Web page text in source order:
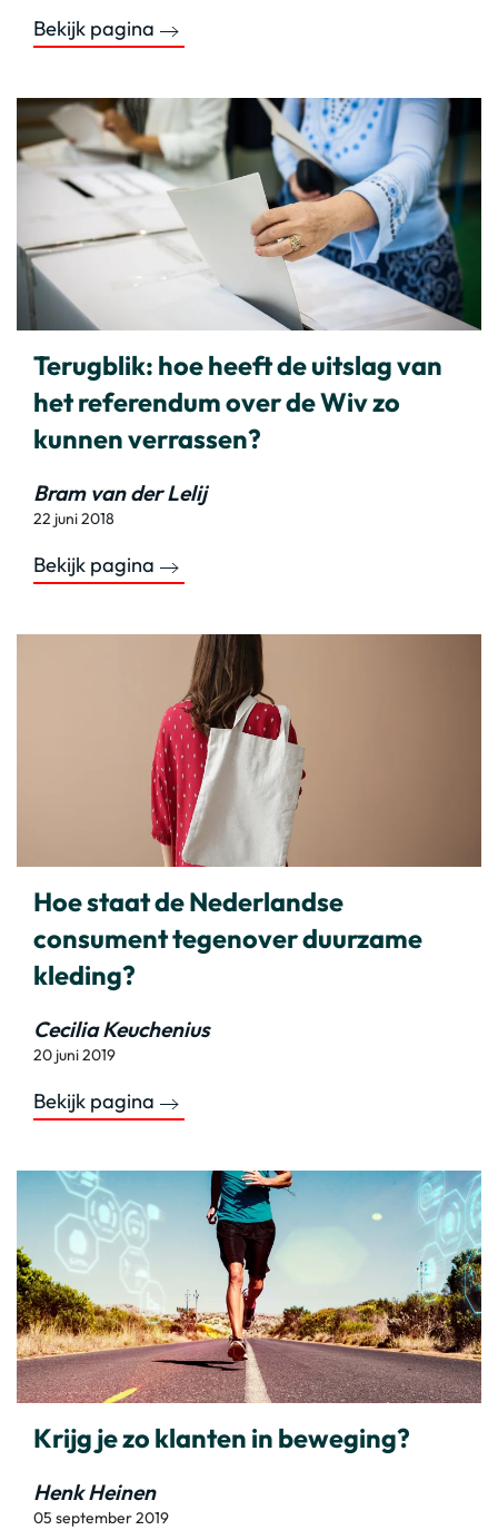
Bekijk pagina
Terugblik: hoe heeft de uitslag van
het referendum over de Wiv zo
kunnen verrassen?
Bram van der Lelij
22 juni 2018
Bekijk pagina
Hoe staat de Nederlandse
consument tegenover duurzame
kleding?
Cecilia Keuchenius
20 juni 2019
Bekijk pagina
Krijg je zo klanten in beweging?
Henk Heinen
05 september 2019